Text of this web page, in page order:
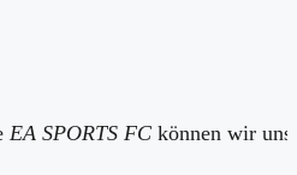
EA SPORTS FC können wir uns